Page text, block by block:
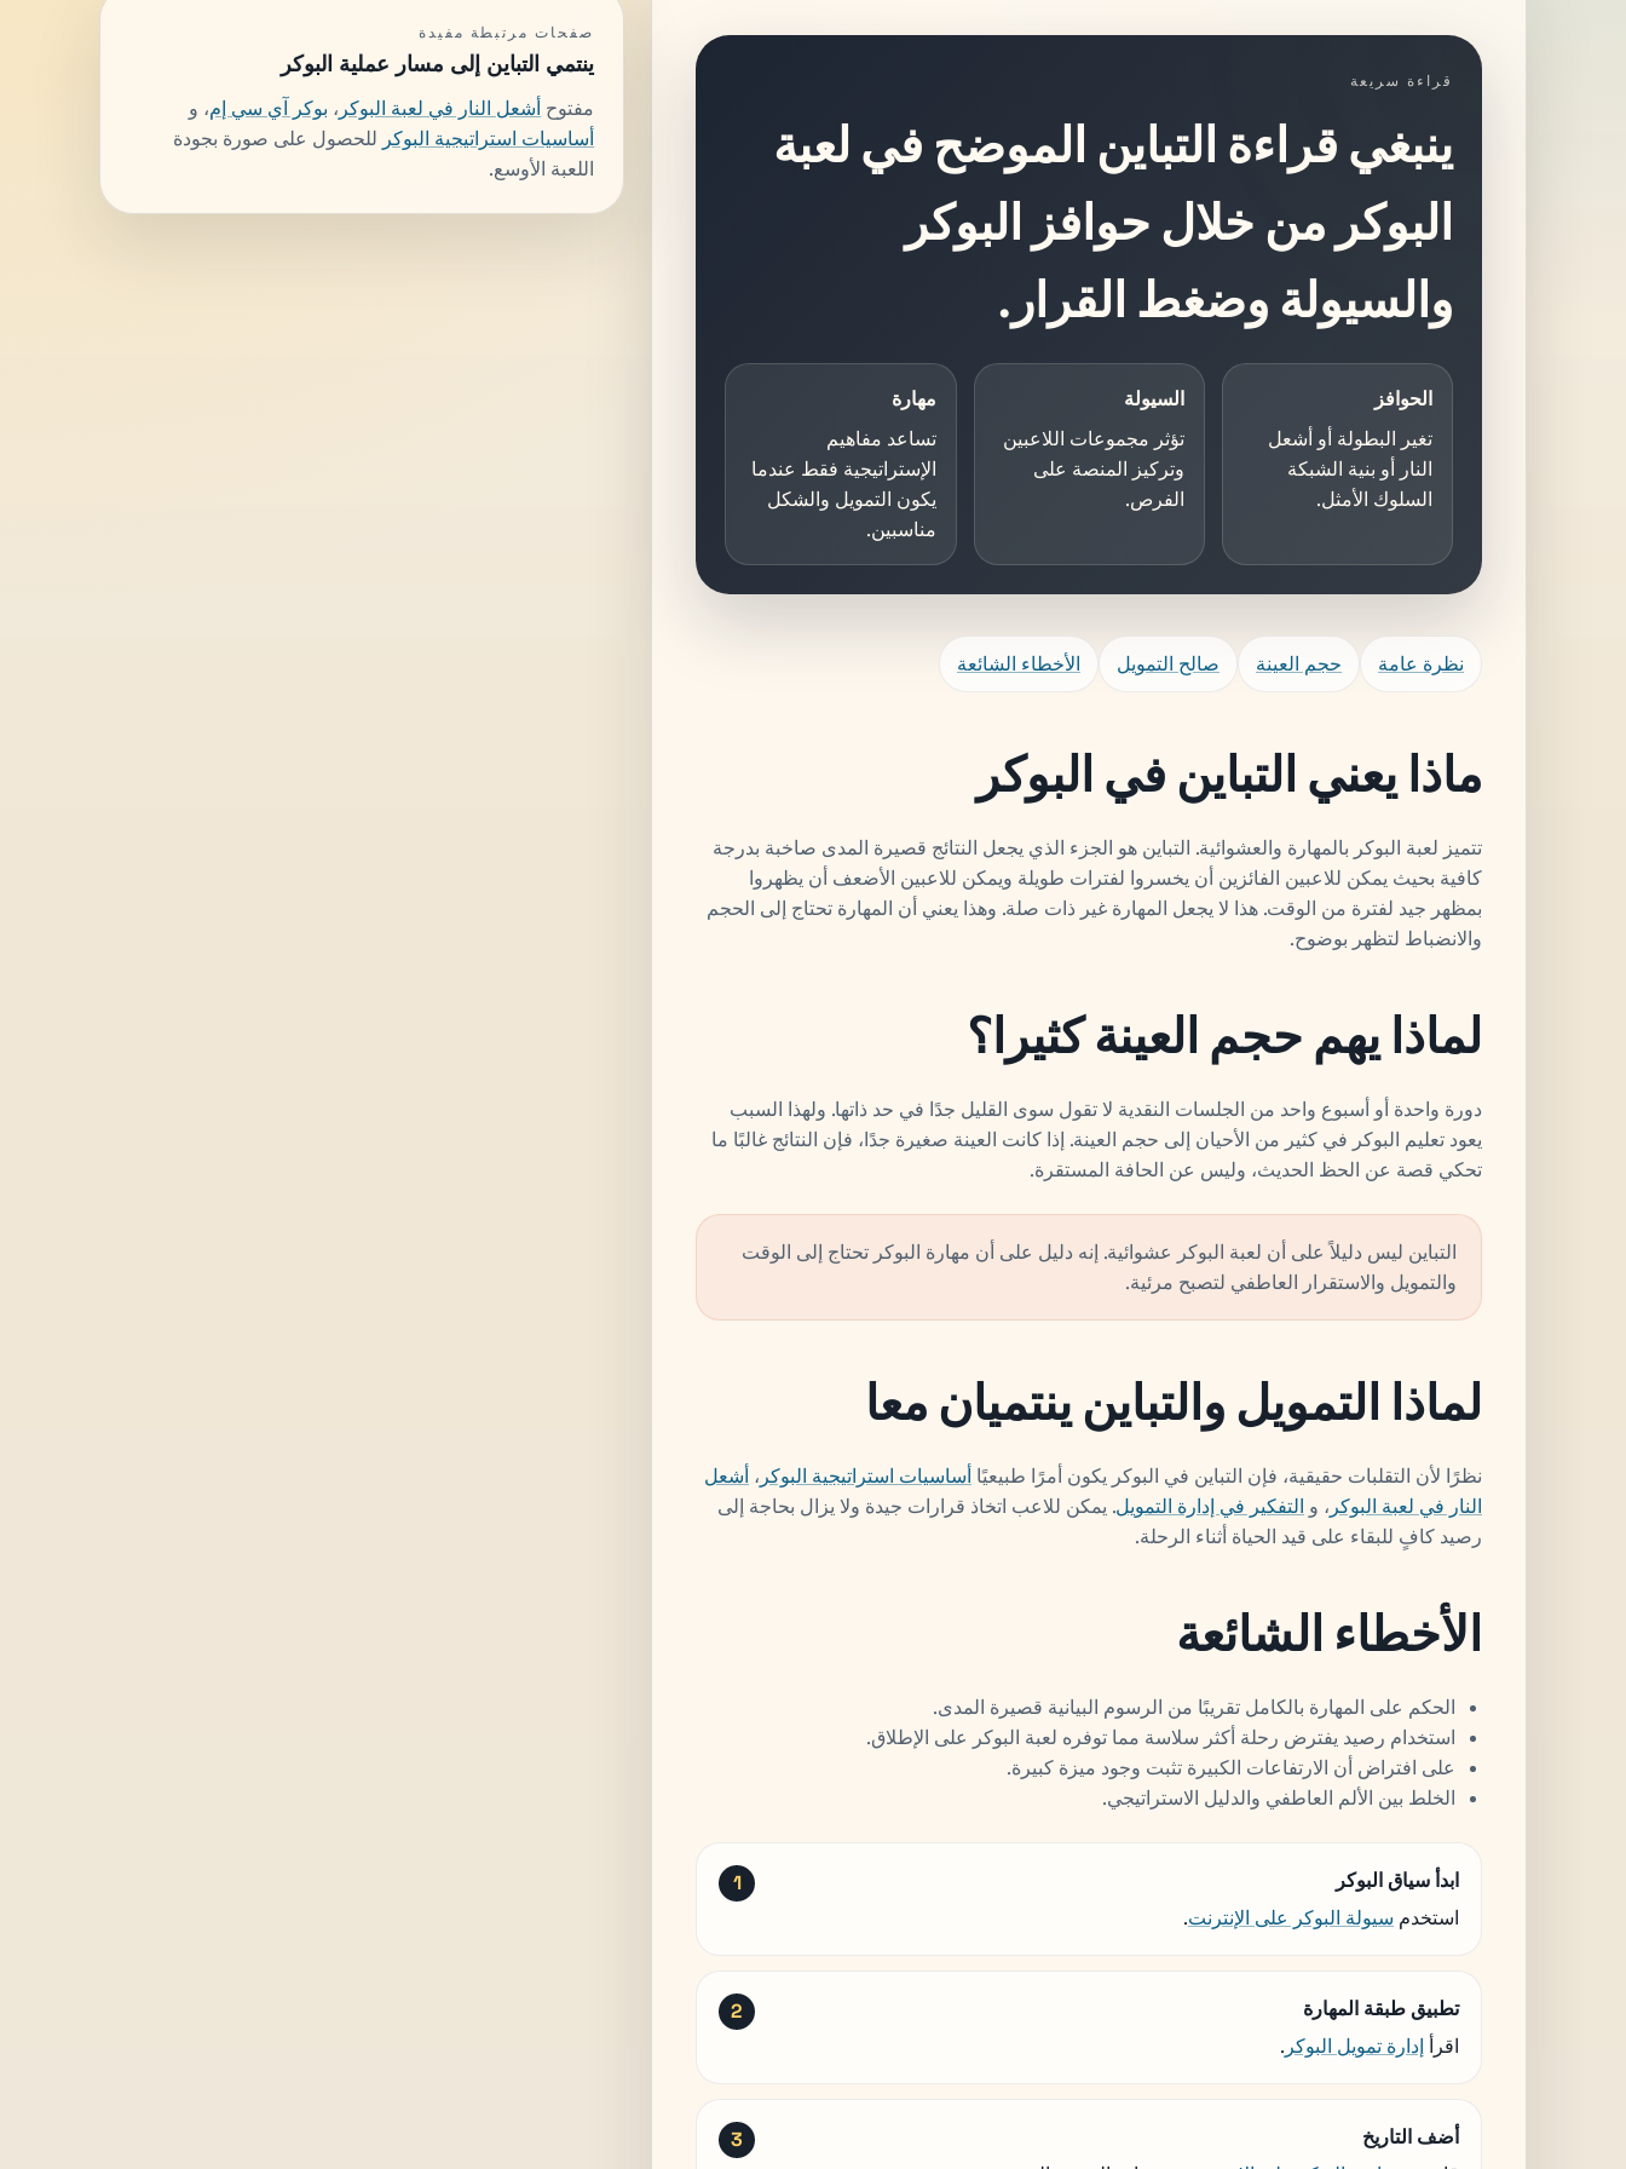
قراءة سريعة
ينبغي قراءة التباين الموضح في لعبة
البوكر من خلال حوافز البوكر
والسيولة وضغط القرار.
الحوافز
تغير البطولة أو أشعل
النار أو بنية الشبكة
السلوك الأمثل.
السيولة
تؤثر مجموعات اللاعبين
وتركيز المنصة على
الفرص.
مهارة
تساعد مفاهيم
الإستراتيجية فقط عندما
يكون التمويل والشكل
مناسبين.
نظرة عامة حجم العينة صالح التمويل الأخطاء الشائعة
ماذا يعني التباين في البوكر
تتميز لعبة البوكر بالمهارة والعشوائية. التباين هو الجزء الذي يجعل النتائج قصيرة المدى صاخبة بدرجة
كافية بحيث يمكن للاعبين الفائزين أن يخسروا لفترات طويلة ويمكن للاعبين الأضعف أن يظهروا
بمظهر جيد لفترة من الوقت. هذا لا يجعل المهارة غير ذات صلة. وهذا يعني أن المهارة تحتاج إلى الحجم
والانضباط لتظهر بوضوح.
لماذا يهم حجم العينة كثيرا؟
دورة واحدة أو أسبوع واحد من الجلسات النقدية لا تقول سوى القليل جدًا في حد ذاتها. ولهذا السبب
يعود تعليم البوكر في كثير من الأحيان إلى حجم العينة. إذا كانت العينة صغيرة جدًا، فإن النتائج غالبًا ما
تحكي قصة عن الحظ الحديث، وليس عن الحافة المستقرة.
التباين ليس دليلاً على أن لعبة البوكر عشوائية. إنه دليل على أن مهارة البوكر تحتاج إلى الوقت
والتمويل والاستقرار العاطفي لتصبح مرئية.
لماذا التمويل والتباين ينتميان معا
نظرًا لأن التقلبات حقيقية، فإن التباين في البوكر يكون أمرًا طبيعيًا أساسيات استراتيجية البوكر ، أشعل
النار في لعبة البوكر ، و التفكير في إدارة التمويل. يمكن للاعب اتخاذ قرارات جيدة ولا يزال بحاجة إلى
رصيد كافٍ للبقاء على قيد الحياة أثناء الرحلة.
الأخطاء الشائعة
الحكم على المهارة بالكامل تقريبًا من الرسوم البيانية قصيرة المدى.
استخدام رصيد يفترض رحلة أكثر سلاسة مما توفره لعبة البوكر على الإطلاق.
على افتراض أن الارتفاعات الكبيرة تثبت وجود ميزة كبيرة.
الخلط بين الألم العاطفي والدليل الاستراتيجي.
ابدأ سياق البوكر
استخدم سيولة البوكر على الإنترنت.
تطبيق طبقة المهارة
اقرأ إدارة تمويل البوكر .
أضف التاريخ
صفحات مرتبطة مفيدة
ينتمي التباين إلى مسار عملية البوكر
مفتوح أشعل النار في لعبة البوكر ، بوكر آي سي إم، و
أساسيات استراتيجية البوكر للحصول على صورة بجودة
اللعبة الأوسع.